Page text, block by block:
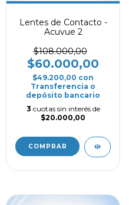
Lentes de Contacto -
Acuvue 2
$108.000,00
$60.000,00
$49.200,00 con
Transferencia o
depósito bancario
3 cuotas sin interés de
$20.000,00
COMPRAR